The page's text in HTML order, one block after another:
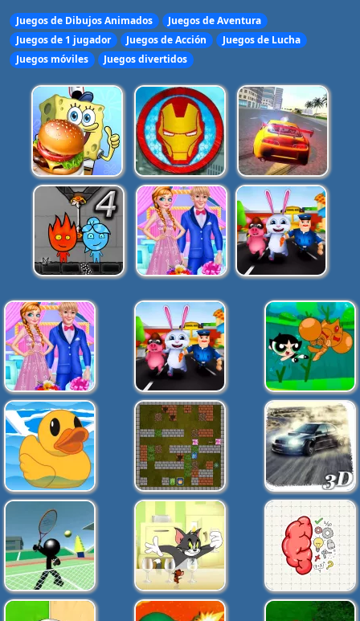
Juegos de Dibujos Animados
Juegos de Aventura
Juegos de 1 jugador
Juegos de Acción
Juegos de Lucha
Juegos móviles
Juegos divertidos